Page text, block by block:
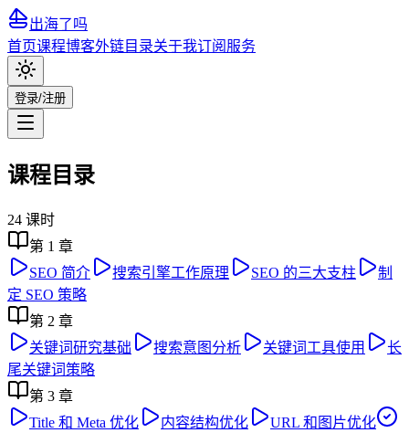
出海了吗
首页课程博客外链目录关于我订阅服务
登录/注册
课程目录
24 课时
第 1 章
SEO 简介
搜索引擎工作原理 SEO 的三大支柱
制
定 SEO 策略
第 2 章
关键词研究基础
搜索意图分析 关键词工具使用
长
尾关键词策略
第 3 章
Title 和 Meta 优化
内容结构优化
URL 和图片优化